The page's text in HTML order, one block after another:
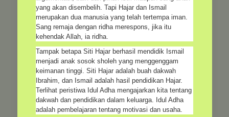
yang akan disembelih. Tapi Hajar dan Ismail
merupakan dua manusia yang telah tertempa iman.
Sang remaja dengan ridha merespons, jika itu
kehendak Allah, ia ridha.
Tampak betapa Siti Hajar berhasil mendidik Ismail
menjadi anak sosok sholeh yang menggenggam
keimanan tinggi. Siti Hajar adalah buah dakwah
Ibrahim, dan Ismail adalah hasil pendidikan Hajar.
Terlihat peristiwa Idul Adha mengajarkan kita tentang
dakwah dan pendidikan dalam keluarga. Idul Adha
adalah pembelajaran tentang motivasi dan usaha.